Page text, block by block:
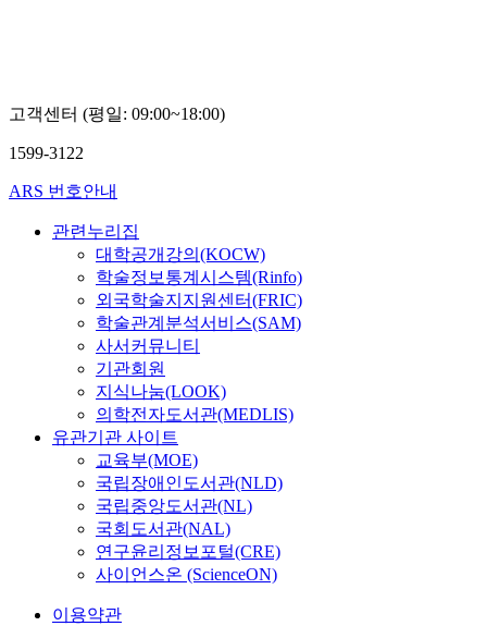
고객센터 (평일: 09:00~18:00)
1599-3122
ARS 번호안내
관련누리집
대학공개강의(KOCW)
학술정보통계시스템(Rinfo)
외국학술지지원센터(FRIC)
학술관계분석서비스(SAM)
사서커뮤니티
기관회원
지식나눔(LOOK)
의학전자도서관(MEDLIS)
유관기관 사이트
교육부(MOE)
국립장애인도서관(NLD)
국립중앙도서관(NL)
국회도서관(NAL)
연구윤리정보포털(CRE)
사이언스온 (ScienceON)
이용약관